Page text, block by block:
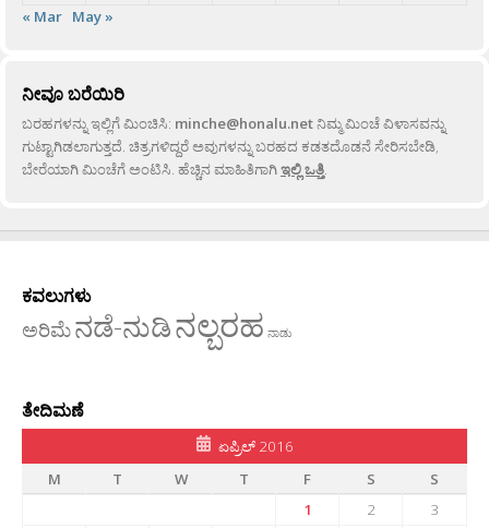
« Mar May »
ನೀವೂ ಬರೆಯಿರಿ
ಬರಹಗಳನ್ನು ಇಲ್ಲಿಗೆ ಮಿಂಚಿಸಿ: minche@honalu.netನಿಮ್ಮ ಮಿಂಚೆ ವಿಳಾಸವನ್ನು
ಗುಟ್ಟಾಗಿಡಲಾಗುತ್ತದೆ. ಚಿತ್ರಗಳಿದ್ದರೆ ಅವುಗಳನ್ನು ಬರಹದ ಕಡತದೊಡನೆ ಸೇರಿಸಬೇಡಿ,
ಬೇರೆಯಾಗಿ ಮಿಂಚೆಗೆ ಅಂಟಿಸಿ. ಹೆಚ್ಚಿನ ಮಾಹಿತಿಗಾಗಿಇಲ್ಲಿ ಒತ್ತಿ.
ಕವಲುಗಳು
ಅರಿಮೆನಡೆ-ನುಡಿನಲ್ಬರಹ ನಾಡು
ತೇದಿಮಣೆ
ಏಪ್ರಿಲ್ 2016
M
T W T F S
S
1
2
3